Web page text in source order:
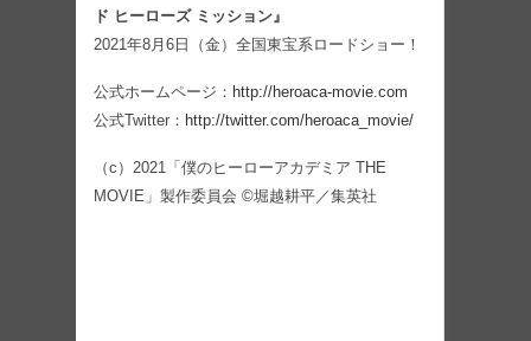
ド ヒーローズ ミッション』
2021年8月6日（金）全国東宝系ロードショー！
公式ホームページ： http://heroaca-movie.com
公式Twitter： http://twitter.com/heroaca_movie/
（c）2021「僕のヒーローアカデミア THE
MOVIE」製作委員会 ©堀越耕平／集英社